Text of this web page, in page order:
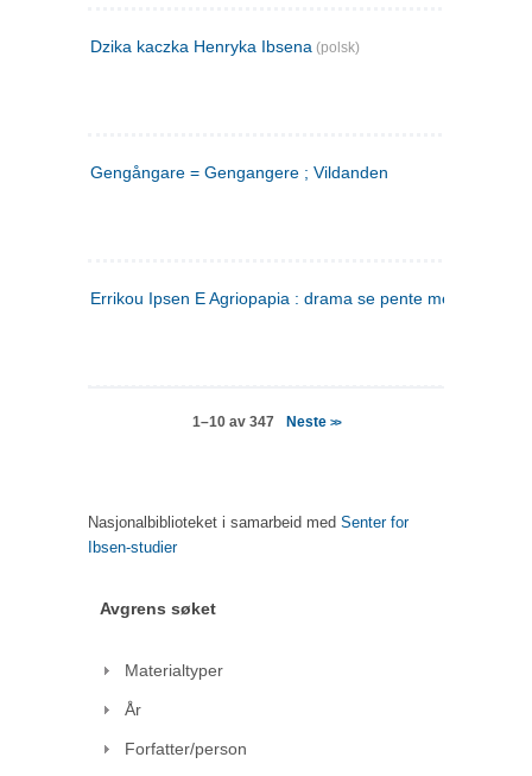
Dzika kaczka Henryka Ibsena (polsk)
Gengångare = Gengangere ; Vildanden
Errikou Ipsen E Agriopapia : drama se pente mere
1–10 av 347 Neste >>
Nasjonalbiblioteket i samarbeid med Senter for
Ibsen-studier
Avgrens søket
Materialtyper
År
Forfatter/person